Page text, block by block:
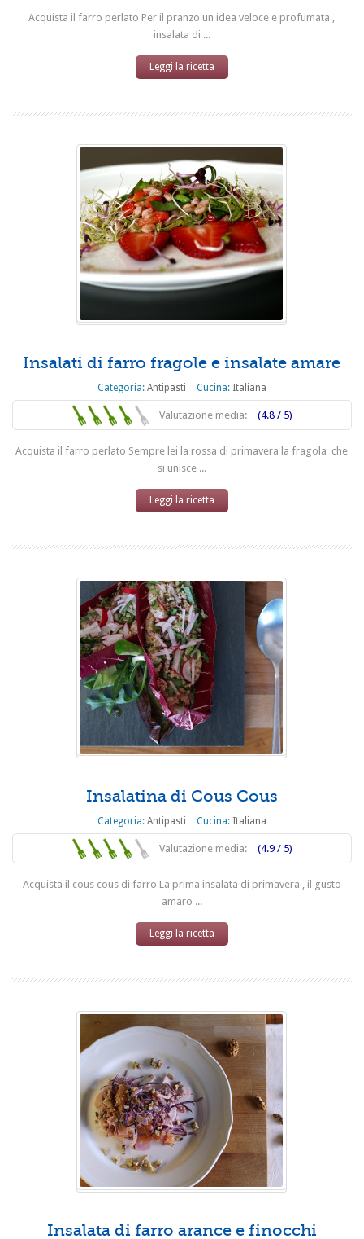
Acquista il farro perlato Per il pranzo un idea veloce e profumata ,
insalata di ...
Leggi la ricetta
Insalati di farro fragole e insalate amare
Categoria: Antipasti Cucina: Italiana
Valutazione media: (4.8 / 5)
Acquista il farro perlato Sempre lei la rossa di primavera la fragola che
si unisce ...
Leggi la ricetta
Insalatina di Cous Cous
Categoria: Antipasti Cucina: Italiana
Valutazione media: (4.9 / 5)
Acquista il cous cous di farro La prima insalata di primavera , il gusto
amaro ...
Leggi la ricetta
Insalata di farro arance e finocchi